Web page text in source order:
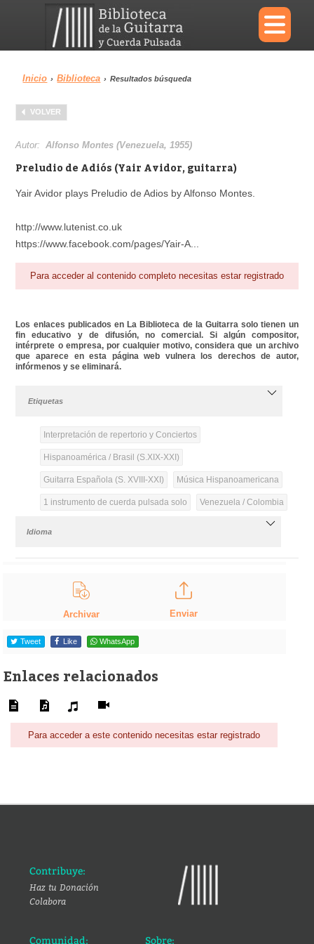
×
Menu
Biblioteca
Inicio › Biblioteca › Resultados búsqueda
VOLVER
Autor:Alfonso Montes (Venezuela, 1955)
Preludio de Adiós (Yair Avidor, guitarra)
Yair Avidor plays Preludio de Adios by Alfonso Montes.
http://www.lutenist.co.uk
https://www.facebook.com/pages/Yair-A...
Para acceder al contenido completo necesitas estar registrado
Los enlaces publicados en La Biblioteca de la Guitarra solo tienen un
fin educativo y de difusión, no comercial. Si algún compositor,
intérprete o empresa, por cualquier motivo, considera que un archivo
que aparece en esta página web vulnera los derechos de autor,
infórmenos y se eliminará.
Etiquetas
Interpretación de repertorio y Conciertos
Hispanoamérica / Brasil (S.XIX-XXI)
Guitarra Española (S. XVIII-XXI) Música Hispanoamericana
1 instrumento de cuerda pulsada solo Venezuela / Colombia
Idioma
Archivar Enviar
Tweet Like WhatsApp
Enlaces relacionados
Para acceder a este contenido necesitas estar registrado
Contribuye:
Haz tu Donación
Colabora
Comunidad: Sobre: